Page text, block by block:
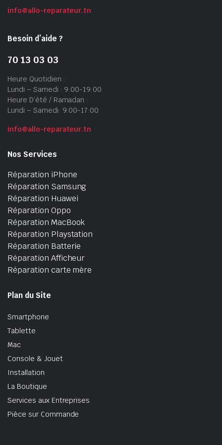
info@allo-reparateur.tn
Besoin d’aide ?
70 13 03 03
Heure Quotidien :
Lundi – Samedi : 9:00-19:00
Heure D’été / Ramadan :
Lundi – Samedi: 9:00-17:00
info@allo-reparateur.tn
Nos Services
Réparation iPhone
Réparation Samsung
Réparation Huawei
Réparation Oppo
Réparation MacBook
Réparation Playstation
Réparation Batterie
Réparation Afficheur
Réparation carte mère
Plan du Site
Smartphone
Tablette
Mac
Console & Jouet
Installation
La Boutique
Services aux Entreprises
Pièce sur Commande